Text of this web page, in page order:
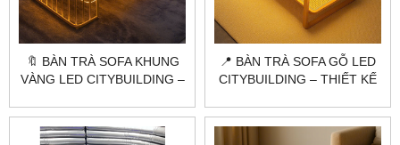
🔖 BÀN TRÀ SOFA KHUNG
VÀNG LED CITYBUILDING –
TRỌNG
📍 BÀN TRÀ SOFA GỖ LED
CITYBUILDING – THIẾT KẾ